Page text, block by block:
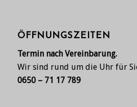
ÖFFNUNGSZEITEN
Termin nach Vereinbarung.
Wir sind rund um die Uhr für
0650 – 71 17 789